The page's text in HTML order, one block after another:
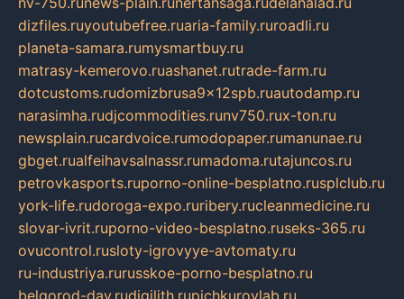
dizfiles.ruyoutubefree.ruaria-family.ruroadli.ru
planeta-samara.rumysmartbuy.ru
matrasy-kemerovo.ruashanet.rutrade-farm.ru
dotcustoms.rudomizbrusa9x12spb.ruautodamp.ru
narasimha.rudjcommodities.runv750.rux-ton.ru
newsplain.rucardvoice.rumodopaper.rumanunae.ru
gbget.rualfeihavsalnassr.rumadoma.rutajuncos.ru
petrovkasports.ruporno-online-besplatno.rusplclub.ru
york-life.rudoroga-expo.ruribery.rucleanmedicine.ru
slovar-ivrit.ruporno-video-besplatno.ruseks-365.ru
ovucontrol.rusloty-igrovyye-avtomaty.ru
ru-industriya.rurusskoe-porno-besplatno.ru
belgorod-day.rudigilith.rupichkurovlab.ru